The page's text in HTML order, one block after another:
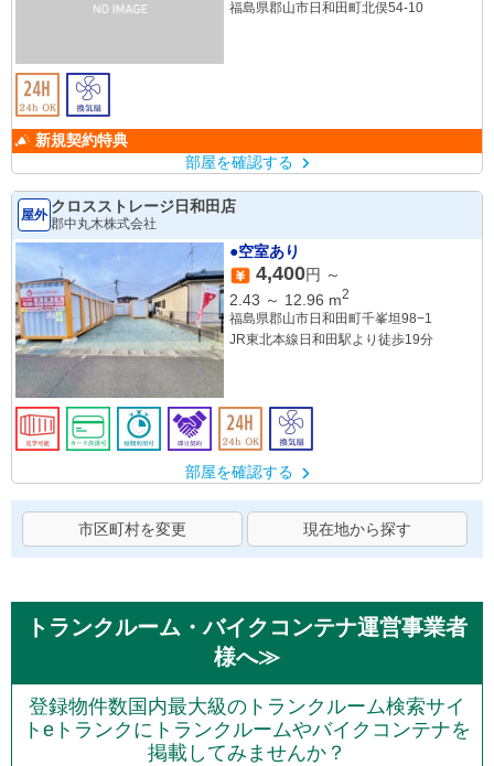
福島県郡山市日和田町北俣54-10
新規契約特典
部屋を確認する
屋外 クロスストレージ日和田店
郡中丸木株式会社
●空室あり
4,400円 ～
2.43 ～ 12.96 m2
福島県郡山市日和田町千峯坦98−1
JR東北本線日和田駅より徒歩19分
部屋を確認する
市区町村を変更 現在地から探す
トランクルーム・バイクコンテナ運営事業者
様へ≫
登録物件数国内最大級のトランクルーム検索サイ
トeトランクにトランクルームやバイクコンテナを
掲載してみませんか？